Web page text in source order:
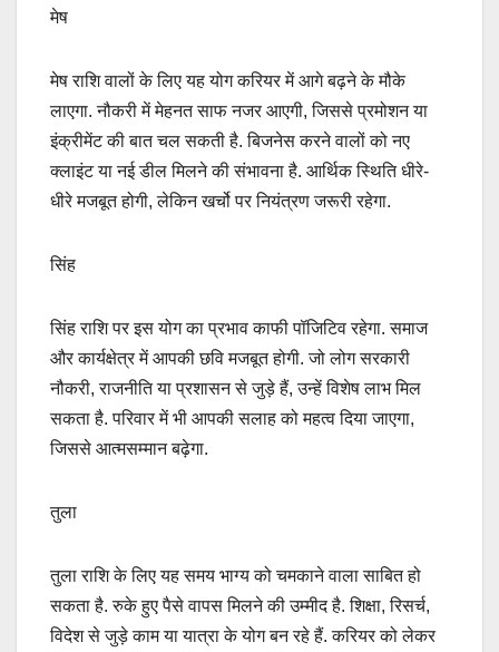
मेष
मेष राशि वालों के लिए यह योग करियर में आगे बढ़ने के मौके
लाएगा. नौकरी में मेहनत साफ नजर आएगी, जिससे प्रमोशन या
इंक्रीमेंट की बात चल सकती है. बिजनेस करने वालों को नए
क्लाइंट या नई डील मिलने की संभावना है. आर्थिक स्थिति धीरे-
धीरे मजबूत होगी, लेकिन खर्चो पर नियंत्रण जरूरी रहेगा.
सिंह
सिंह राशि पर इस योग का प्रभाव काफी पॉजिटिव रहेगा. समाज
और कार्यक्षेत्र में आपकी छवि मजबूत होगी. जो लोग सरकारी
नौकरी, राजनीति या प्रशासन से जुड़े हैं, उन्हें विशेष लाभ मिल
सकता है. परिवार में भी आपकी सलाह को महत्व दिया जाएगा,
जिससे आत्मसम्मान बढ़ेगा.
तुला
तुला राशि के लिए यह समय भाग्य को चमकाने वाला साबित हो
सकता है. रुके हुए पैसे वापस मिलने की उम्मीद है. शिक्षा, रिसर्च,
विदेश से जुड़े काम या यात्रा के योग बन रहे हैं. करियर को लेकर